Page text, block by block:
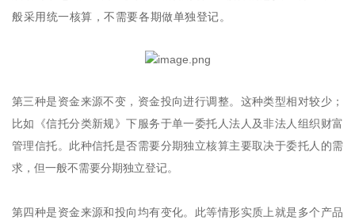
般采用统一核算，不需要各期做单独登记。
第三种是资金来源不变，资金投向进行调整。这种类型相对较少；
比如《信托分类新规》下服务于单一委托人法人及非法人组织财富
管理信托。此种信托是否需要分期独立核算主要取决于委托人的需
求，但一般不需要分期独立登记。
第四种是资金来源和投向均有变化。此等情形实质上就是多个产品